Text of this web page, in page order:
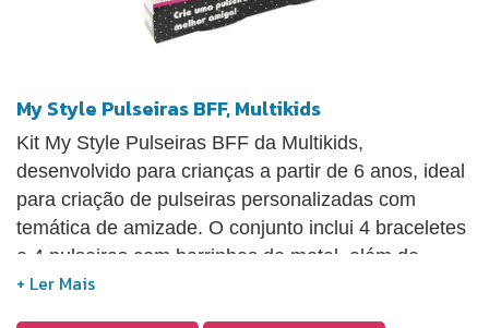
My Style Pulseiras BFF, Multikids
Kit My Style Pulseiras BFF da Multikids,
desenvolvido para crianças a partir de 6 anos, ideal
para criação de pulseiras personalizadas com
temática de amizade. O conjunto inclui 4 braceletes
e 4 pulseiras com barrinhas de metal, além de
acessórios como plaquinhas, adesivos e cordinhas,